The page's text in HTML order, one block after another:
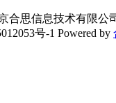
合思信息技术有限公
号-1 Powered by